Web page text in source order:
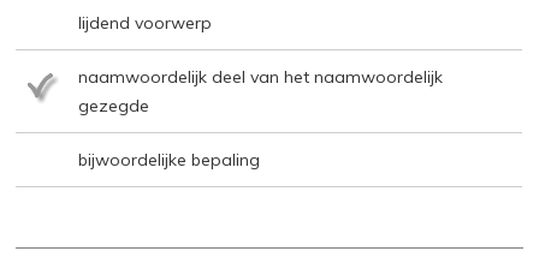
lijdend voorwerp
naamwoordelijk deel van het naamwoordelijk
gezegde
bijwoordelijke bepaling